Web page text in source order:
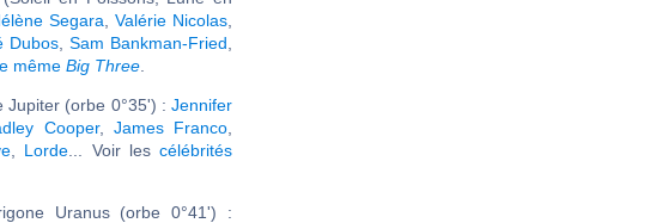
Segara Valérie Nicolas
Dubos Sam Bankman-Fried
même Big Three
Jupiter (orbe 0°35') : Jennifer
Cooper, James Franco
Lorde ... Voir lescélébrités
Uranus (orbe 0°41') :